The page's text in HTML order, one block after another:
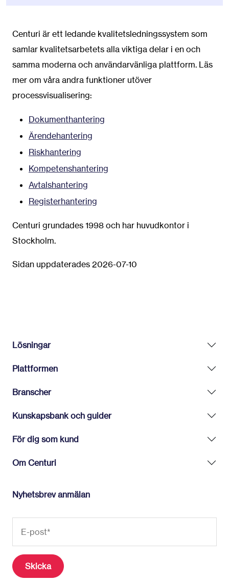
Centuri är ett ledande kvalitetsledningssystem som
samlar kvalitetsarbetets alla viktiga delar i en och
samma moderna och användarvänliga plattform. Läs
mer om våra andra funktioner utöver
processvisualisering:
Dokumenthantering
Ärendehantering
Riskhantering
Kompetenshantering
Avtalshantering
Registerhantering
Centuri grundades 1998 och har huvudkontor i
Stockholm.
Sidan uppdaterades 2026-07-10
Lösningar
Plattformen
Branscher
Kunskapsbank och guider
För dig som kund
Om Centuri
Nyhetsbrev anmälan